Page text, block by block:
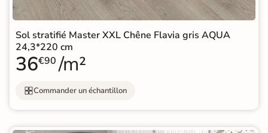
Sol stratifié Master XXL Chêne Flavia gris AQUA
24,3*220 cm
36€90 /m²
Commander un échantillon